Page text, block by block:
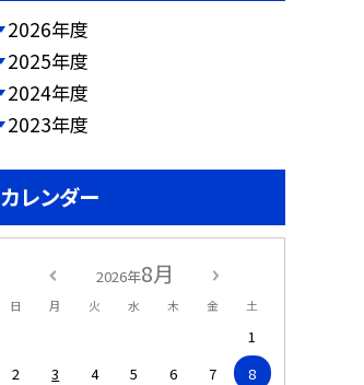
2026年度
2025年度
2024年度
2023年度
カレンダー
2026年8月
日 月 火 水 木 金 土
1
2
3 4 5 6 7
8